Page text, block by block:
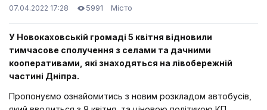
07.04.2022 17:28 5991 Місто
У Новокаховській громаді 5 квітня відновили
тимчасове сполучення з селами та дачними
кооперативами, які знаходяться на лівобережній
частині Дніпра.
Пропонуємо ознайомитись з новим розкладом автобусів,